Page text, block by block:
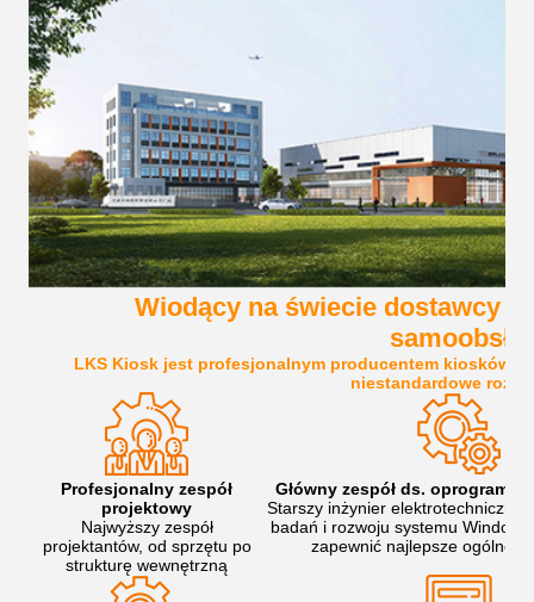
Wiodący na świecie dostawcy
LKS Kiosk jest profesjonalnym producentem kiosków
niestandardowe
Profesjonalny zespół
projektowy
Najwyższy zespół
projektantów, od sprzętu po
strukturę wewnętrzną
Główny zespół ds.
Starszy inżynier elektrotechniczny,
badań i rozwoju systemu
zapewnić najlepsze ogólne